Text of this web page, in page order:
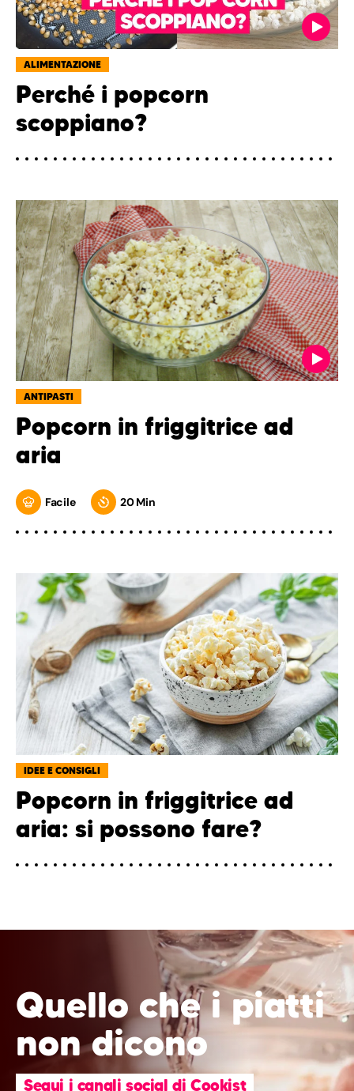
ALIMENTAZIONE
Perché i popcorn
scoppiano?
ANTIPASTI
Popcorn in friggitrice ad
aria
Facile 20 Min
IDEE E CONSIGLI
Popcorn in friggitrice ad
aria: si possono fare?
Quello che i piatti
non dicono
Segui i canali social di Cookist